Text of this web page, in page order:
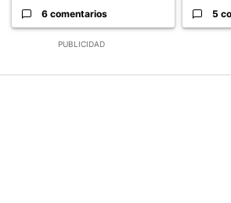
PUBLICIDAD
6 comentarios 5